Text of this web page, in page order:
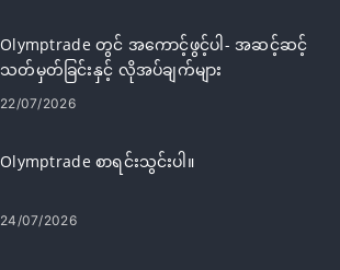
Olymptrade တွင် အကောင့်ဖွင့်ပါ- အဆင့်ဆင့်
သတ်မှတ်ခြင်းနှင့် လိုအပ်ချက်များ
22/07/2026
Olymptrade စာရင်းသွင်းပါ။
24/07/2026